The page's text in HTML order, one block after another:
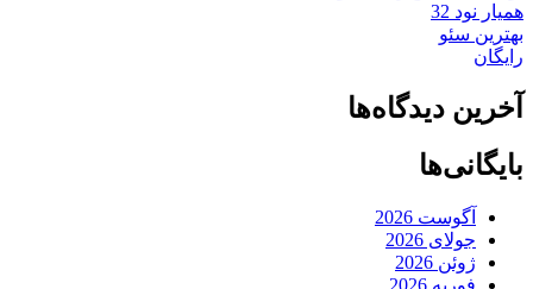
همیار نود 32
بهترین سئو
رایگان
آخرین دیدگاه‌ها
بایگانی‌ها
آگوست 2026
جولای 2026
ژوئن 2026
فوریه 2026